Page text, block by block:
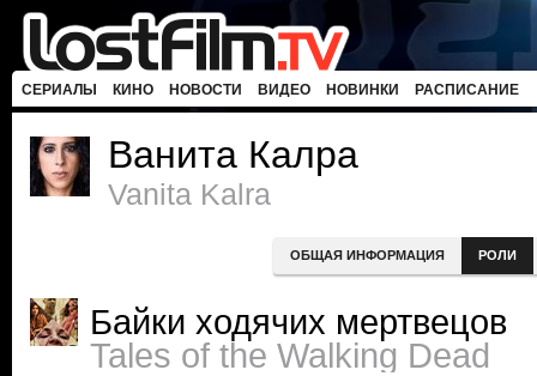
СЕРИАЛЫ КИНО НОВОСТИ ВИДЕО НОВИНКИ РАСПИСАНИЕ
Ванита Калра
Vanita Kalra
ОБЩАЯ ИНФОРМАЦИЯ РОЛИ
Байки ходячих мертвецов
Tales of the Walking Dead